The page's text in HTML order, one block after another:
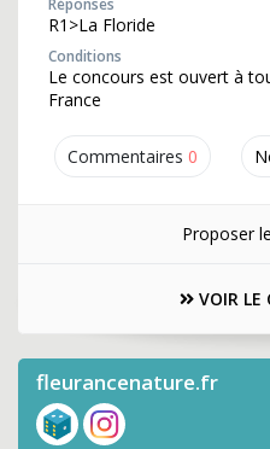
Commentaires 0
Réponses
R1>La Floride
Conditions
Le concours est ouvert à
France
Proposer
VOIR LE
fleurancenature.fr